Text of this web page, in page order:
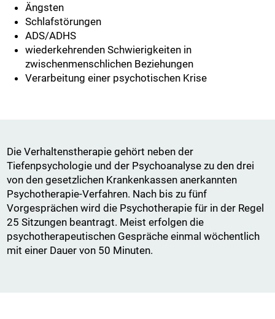
Ängsten
Schlafstörungen
ADS/ADHS
wiederkehrenden Schwierigkeiten in
zwischenmenschlichen Beziehungen
Verarbeitung einer psychotischen Krise
Die Verhaltenstherapie gehört neben der
Tiefenpsychologie und der Psychoanalyse zu den drei
von den gesetzlichen Krankenkassen anerkannten
Psychotherapie-Verfahren. Nach bis zu fünf
Vorgesprächen wird die Psychotherapie für in der Regel
25 Sitzungen beantragt. Meist erfolgen die
psychotherapeutischen Gespräche einmal wöchentlich
mit einer Dauer von 50 Minuten.